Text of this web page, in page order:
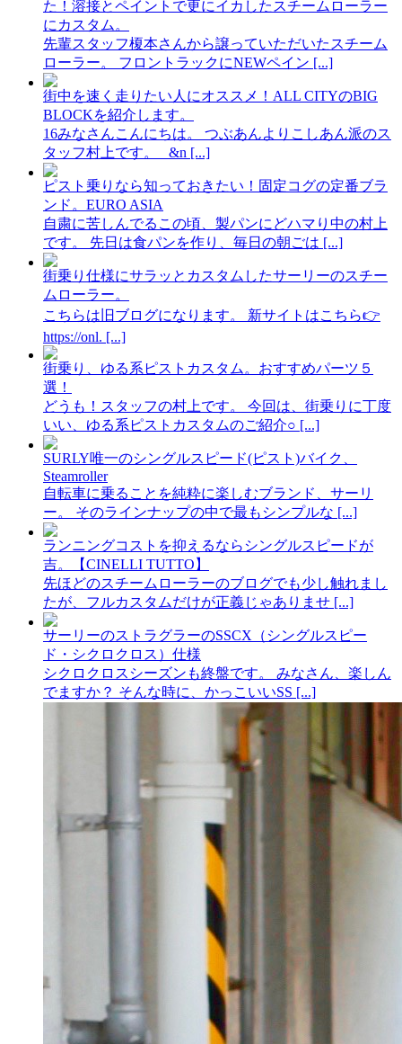
た！溶接とペイントで更にイカしたスチームローラー
にカスタム。
先輩スタッフ榎本さんから譲っていただいたスチーム
ローラー。 フロントラックにNEWペイン [...]
街中を速く走りたい人にオススメ！ALL CITYのBIG
BLOCKを紹介します。
16みなさんこんにちは。 つぶあんよりこしあん派のス
タッフ村上です。 &n [...]
ピスト乗りなら知っておきたい！固定コグの定番ブラ
ンド。EURO ASIA
自粛に苦しんでるこの頃、製パンにどハマり中の村上
です。 先日は食パンを作り、毎日の朝ごは [...]
街乗り仕様にサラッとカスタムしたサーリーのスチー
ムローラー。
こちらは旧ブログになります。 新サイトはこちら👉
https://onl. [...]
街乗り、ゆる系ピストカスタム。おすすめパーツ５
選！
どうも！スタッフの村上です。 今回は、街乗りに丁度
いい、ゆる系ピストカスタムのご紹介○ [...]
SURLY唯一のシングルスピード(ピスト)バイク、
Steamroller
自転車に乗ることを純粋に楽しむブランド、サーリ
ー。 そのラインナップの中で最もシンプルな [...]
ランニングコストを抑えるならシングルスピードが
吉。【CINELLI TUTTO】
先ほどのスチームローラーのブログでも少し触れまし
たが、フルカスタムだけが正義じゃありませ [...]
サーリーのストラグラーのSSCX（シングルスピー
ド・シクロクロス）仕様
シクロクロスシーズンも終盤です。 みなさん、楽しん
でますか？ そんな時に、かっこいいSS [...]